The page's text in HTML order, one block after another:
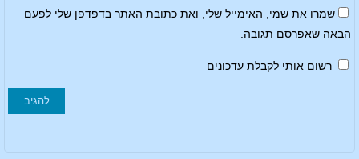
שמרו את שמי, האימייל שלי, ואת כתובת האתר בדפדפן שלי לפעם
הבאה שאפרסם תגובה.
רשום אותי לקבלת עדכונים